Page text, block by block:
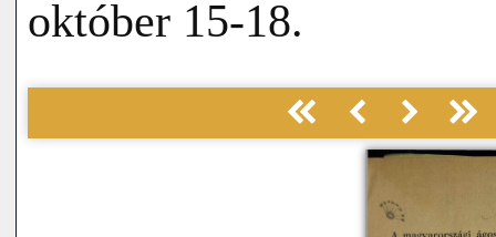
október 15-18.